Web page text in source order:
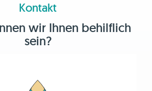
Kontakt
wir Ihnen behilflich
sein?